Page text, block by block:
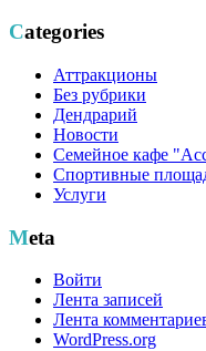
Categories
Аттракционы
Без рубрики
Дендрарий
Новости
Семейное кафе
Спортивные
Услуги
Meta
Войти
Лента записей
Лента
WordPress.org